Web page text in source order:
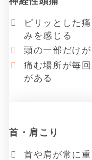
ピリッとした
みを感じる
頭の一部だけ
痛む場所が毎
がある
ン
首・肩こり
首や肩が常に